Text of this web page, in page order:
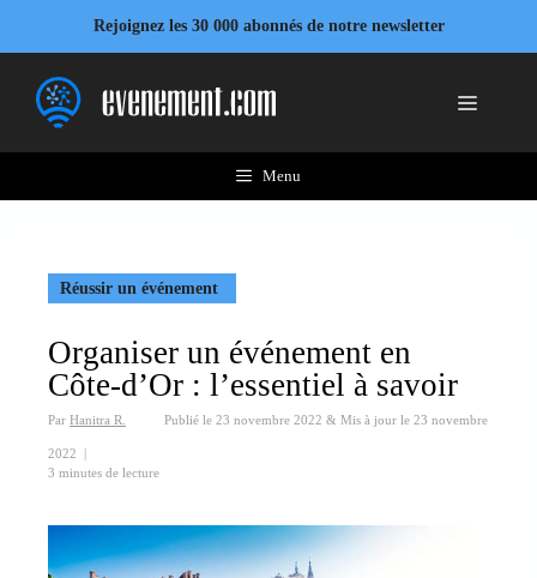
contenu
Rejoignez les 30 000 abonnés de notre newsletter
Menu
Menu
Réussir un événement
Organiser un événement en
Côte-d’Or : l’essentiel à savoir
Par Hanitra R. Publié le 23 novembre 2022 & Mis à jour le 23 novembre
2022 |
3 minutes de lecture